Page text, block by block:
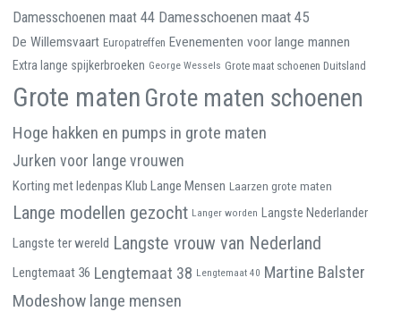
Damesschoenen maat 44 Damesschoenen maat 45
De Willemsvaart Europatreffen Evenementen voor lange mannen
Extra lange spijkerbroeken George Wessels Grote maat schoenen Duitsland
Grote maten Grote maten schoenen
Hoge hakken en pumps in grote maten
Jurken voor lange vrouwen
Korting met ledenpas Klub Lange Mensen Laarzen grote maten
Lange modellen gezocht Langer worden Langste Nederlander
Langste ter wereld Langste vrouw van Nederland
Lengtemaat 36 Lengtemaat 38 Lengtemaat 40 Martine Balster
Modeshow lange mensen